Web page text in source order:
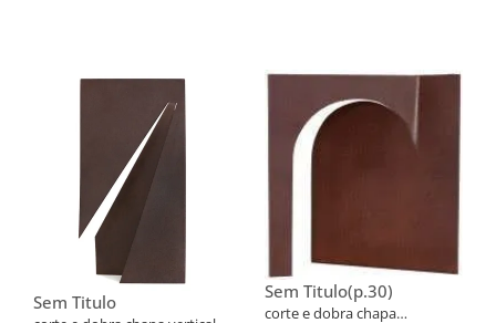
Sem Titulo Sem Titulo(p.30)
corte e dobra chapa